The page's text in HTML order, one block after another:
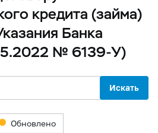
кредита (займа)
Банка
№ 6139-У)
Искать
Обновлено